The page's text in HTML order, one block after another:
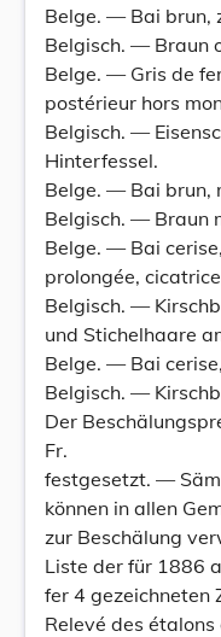
Belge. — Bai brun,
Belgisch. — Braun
Belge. — Gris de
postérieur hors
Belgisch. —
Hinterfessel.
Belge. — Bai brun,
Belgisch. — Braun
Belge. — Bai
prolongée,
Belgisch. —
und Stichelhaare
Belge. — Bai
Belgisch. —
Der
Fr.
festgesetzt. —
können in allen
zur Beschälung
Liste der für 1886
fer 4 gezeichneten
Relevé des